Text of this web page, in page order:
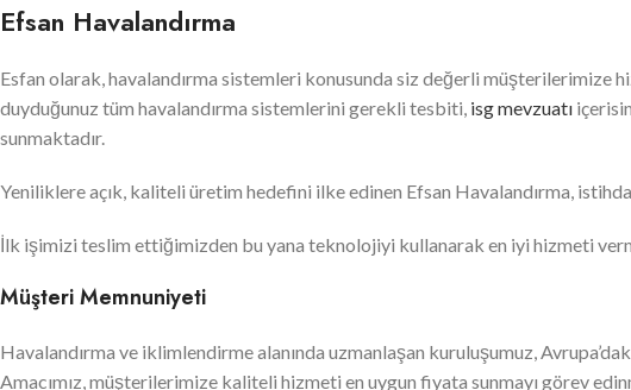
Efsan Havalandırma
Esfan olarak, havalandırma sistemleri konusunda siz değerli müşterilerimize
duyduğunuz tüm havalandırma sistemlerini gerekli tesbiti, isg mevzuatı
sunmaktadır.
Yeniliklere açık, kaliteli üretim hedefini ilke edinen Efsan Havalandırma,
İlk işimizi teslim ettiğimizden bu yana teknolojiyi kullanarak en iyi hizmeti
Müşteri Memnuniyeti
Havalandırma ve iklimlendirme alanında uzmanlaşan kuruluşumuz,
Amacımız, müşterilerimize kaliteli hizmeti en uygun fiyata sunmayı görev